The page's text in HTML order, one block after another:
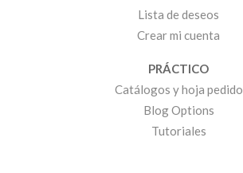
Lista de deseos
Crear mi cuenta
PRÁCTICO
Catálogos y hoja pedido
Blog Options
Tutoriales